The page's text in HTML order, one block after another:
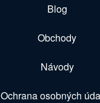
Blog
Obchody
Návody
Ochrana osobných